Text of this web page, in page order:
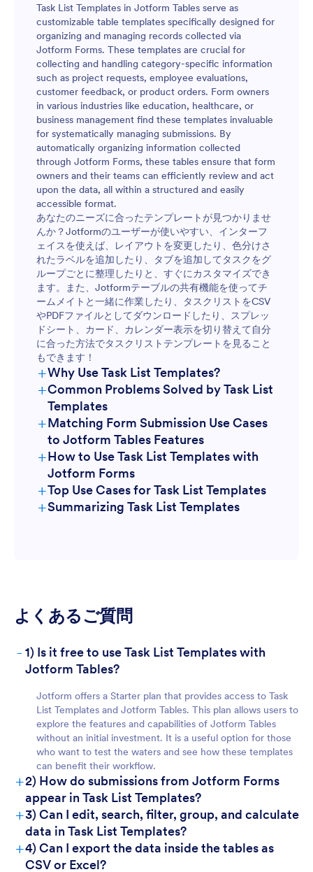
Task List Templates in Jotform Tables serve as
customizable table templates specifically designed for
organizing and managing records collected via
Jotform Forms. These templates are crucial for
collecting and handling category-specific information
such as project requests, employee evaluations,
customer feedback, or product orders. Form owners
in various industries like education, healthcare, or
business management find these templates invaluable
for systematically managing submissions. By
automatically organizing information collected
through Jotform Forms, these tables ensure that form
owners and their teams can efficiently review and act
upon the data, all within a structured and easily
accessible format.
あなたのニーズに合ったテンプレートが見つかりませ
んか？Jotformのユーザーが使いやすい、インターフ
ェイスを使えば、レイアウトを変更したり、色分けさ
れたラベルを追加したり、タブを追加してタスクをグ
ループごとに整理したりと、すぐにカスタマイズでき
ます。また、Jotformテーブルの共有機能を使ってチ
ームメイトと一緒に作業したり、タスクリストをCSV
やPDFファイルとしてダウンロードしたり、スプレッ
ドシート、カード、カレンダー表示を切り替えて自分
に合った方法でタスクリストテンプレートを見ること
もできます！
+Why Use Task List Templates?
+Common Problems Solved by Task List
Templates
+Matching Form Submission Use Cases
to Jotform Tables Features
+How to Use Task List Templates with
Jotform Forms
+Top Use Cases for Task List Templates
For Form Owners:
For Teams:
For Managers:
+Summarizing Task List Templates
よくあるご質問
- 1) Is it free to use Task List Templates with
Jotform Tables?
Jotform offers a Starter plan that provides access to Task
List Templates and Jotform Tables. This plan allows users to
explore the features and capabilities of Jotform Tables
without an initial investment. It is a useful option for those
who want to test the waters and see how these templates
can benefit their workflow.
+2) How do submissions from Jotform Forms
appear in Task List Templates?
+3) Can I edit, search, filter, group, and calculate
data in Task List Templates?
+4) Can I export the data inside the tables as
CSV or Excel?